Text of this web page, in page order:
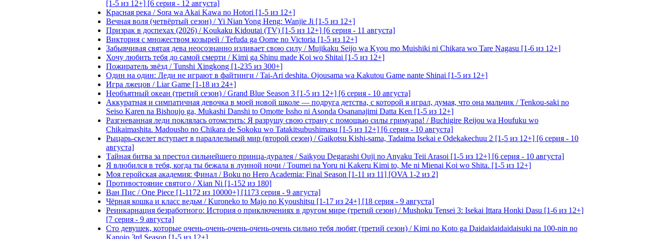
[1-5 из 12+] [6 серия - 12 августа]
Красная река / Sora wa Akai Kawa no Hotori [1-5 из 12+]
Вечная воля (четвёртый сезон) / Yi Nian Yong Heng: Wanjie Ji [1-5 из 12+]
Призрак в доспехах (2026) / Koukaku Kidoutai (TV) [1-5 из 12+] [6 серия - 11 августа]
Виктория с множеством козырей / Tefuda ga Oome no Victoria [1-5 из 12+]
Забывчивая святая дева неосознанно изливает свою силу / Mujikaku Seijo wa Kyou mo Muishiki ni Chikara wo Tare Nagasu [1-6 из 12+]
Хочу любить тебя до самой смерти / Kimi ga Shinu made Koi wo Shitai [1-5 из 12+]
Пожиратель звёзд / Tunshi Xingkong [1-235 из 300+]
Один на один: Леди не играют в файтинги / Tai-Ari deshita. Ojousama wa Kakutou Game nante Shinai [1-5 из 12+]
Игра лжецов / Liar Game [1-18 из 24+]
Необъятный океан (третий сезон) / Grand Blue Season 3 [1-5 из 12+] [6 серия - 10 августа]
Аккуратная и симпатичная девочка в моей новой школе — подруга детства, с которой я играл, думая, что она мальчик / Tenkou-saki no
Seiso Karen na Bishoujo ga, Mukashi Danshi to Omotte Issho ni Asonda Osananajimi Datta Ken [1-5 из 12+]
Разгневанная леди поклялась отомстить: Я разрушу свою страну с помощью силы гримуара! / Buchigire Reijou wa Houfuku wo
Chikaimashita. Madousho no Chikara de Sokoku wo Tatakitsubushimasu [1-5 из 12+] [6 серия - 10 августа]
Рыцарь-скелет вступает в параллельный мир (второй сезон) / Gaikotsu Kishi-sama, Tadaima Isekai e Odekakechuu 2 [1-5 из 12+] [6 серия - 10
августа]
Тайная битва за престол сильнейшего принца-дуралея / Saikyou Degarashi Ouji no Anyaku Teii Arasoi [1-5 из 12+] [6 серия - 10 августа]
Я влюбился в тебя, когда ты бежала в лунной ночи / Toumei na Yoru ni Kakeru Kimi to, Me ni Mienai Koi wo Shita. [1-5 из 12+]
Моя геройская академия: Финал / Boku no Hero Academia: Final Season [1-11 из 11] [OVA 1-2 из 2]
Противостояние святого / Xian Ni [1-152 из 180]
Ван Пис / One Piece [1-1172 из 10000+] [1173 серия - 9 августа]
Чёрная кошка и класс ведьм / Kuroneko to Majo no Kyoushitsu [1-17 из 24+] [18 серия - 9 августа]
Реинкарнация безработного: История о приключениях в другом мире (третий сезон) / Mushoku Tensei 3: Isekai Ittara Honki Dasu [1-6 из 12+]
[7 серия - 9 августа]
Сто девушек, которые очень-очень-очень-очень-очень сильно тебя любят (третий сезон) / Kimi no Koto ga Daidaidaidaidaisuki na 100-nin no
Kanojo 3rd Season [1-5 из 12+]